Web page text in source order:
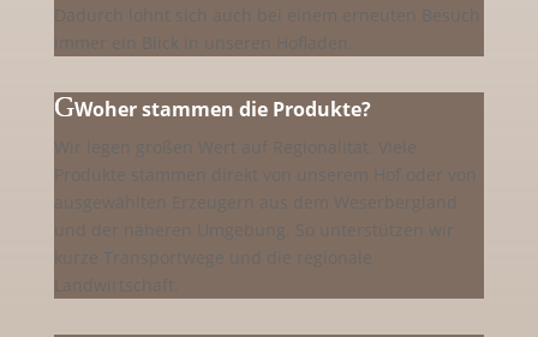
Dadurch lohnt sich auch bei einem erneuten Besuch
immer ein Blick in unseren Hofladen.
Woher stammen die Produkte?
Wir legen großen Wert auf Regionalität. Viele
Produkte stammen direkt von unserem Hof oder von
ausgewählten Erzeugern aus dem Weserbergland
und der näheren Umgebung. So unterstützen wir
kurze Transportwege und die regionale
Landwirtschaft.